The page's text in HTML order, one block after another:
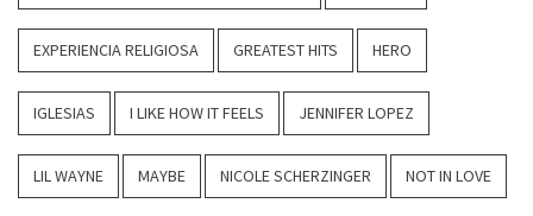
EXPERIENCIA RELIGIOSA GREATEST HITS HERO
IGLESIAS I LIKE HOW IT FEELS JENNIFER LOPEZ
LIL WAYNE MAYBE NICOLE SCHERZINGER NOT IN LOVE